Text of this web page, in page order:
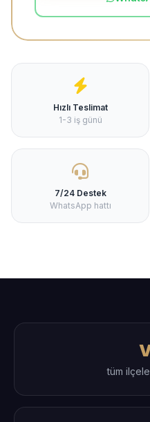
Hızlı Teslimat
1-3 iş günü
7/24 Destek
WhatsApp hattı
tüm